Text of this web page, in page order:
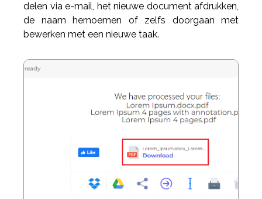
delen via e-mail, het nieuwe document afdrukken,
de naam hernoemen of zelfs doorgaan met
bewerken met een nieuwe taak.